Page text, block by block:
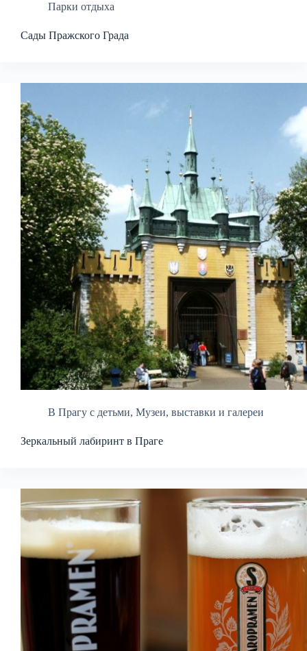
Парки отдыха
Сады Пражского Града
В Прагу с детьми, Музеи, выставки и галереи
Зеркальный лабиринт в Праге